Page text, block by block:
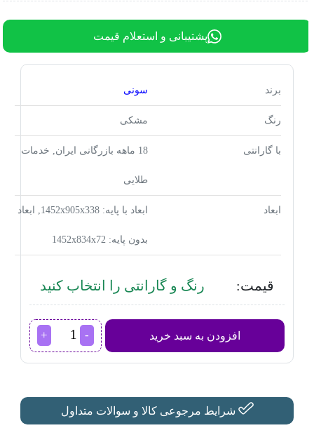
پشتیبانی و استعلام قیمت
برند سونی
رنگ مشکی
با گارانتی 18 ماهه بازرگانی ایران, خدمات
طلایی
ابعاد ابعاد با پایه: 1452x905x338, ابعاد
بدون پایه: 1452x834x72
قیمت: رنگ و گارانتی را انتخاب کنید
افزودن به سبد خرید
تلویزیون
سونی
65
اینچ
عدد
شرایط مرجوعی کالا و سوالات متداول